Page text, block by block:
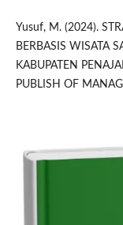
Yusuf, M. (2024).
BERBASIS WISATA
KABUPATEN
PUBLISH OF